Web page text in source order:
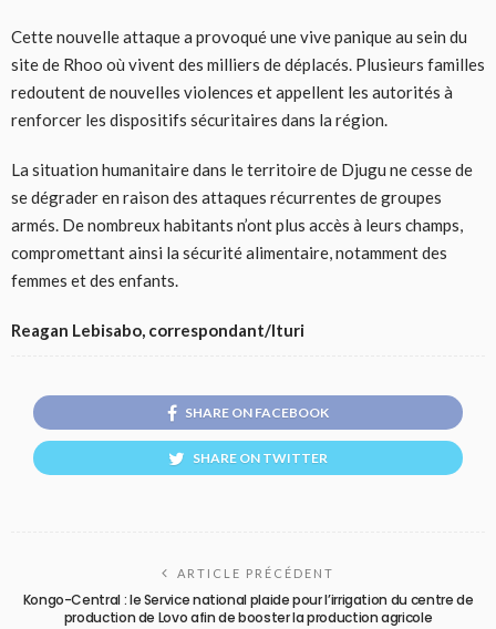
Cette nouvelle attaque a provoqué une vive panique au sein du
site de Rhoo où vivent des milliers de déplacés. Plusieurs familles
redoutent de nouvelles violences et appellent les autorités à
renforcer les dispositifs sécuritaires dans la région.
La situation humanitaire dans le territoire de Djugu ne cesse de
se dégrader en raison des attaques récurrentes de groupes
armés. De nombreux habitants n’ont plus accès à leurs champs,
compromettant ainsi la sécurité alimentaire, notamment des
femmes et des enfants.
Reagan Lebisabo, correspondant/Ituri
SHARE ON FACEBOOK
SHARE ON TWITTER
ARTICLE PRÉCÉDENT
Kongo-Central : le Service national plaide pour l’irrigation du centre de
production de Lovo afin de booster la production agricole